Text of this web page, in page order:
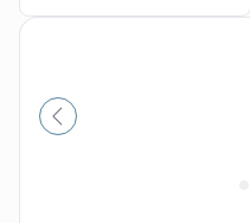
Vorige